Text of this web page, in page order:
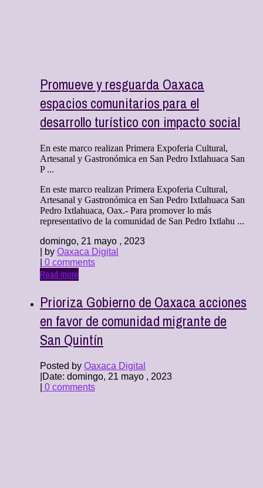
Promueve y resguarda Oaxaca
espacios comunitarios para el
desarrollo turístico con impacto social
En este marco realizan Primera Expoferia Cultural,
Artesanal y Gastronómica en San Pedro Ixtlahuaca San
P ...
En este marco realizan Primera Expoferia Cultural,
Artesanal y Gastronómica en San Pedro Ixtlahuaca San
Pedro Ixtlahuaca, Oax.- Para promover lo más
representativo de la comunidad de San Pedro Ixtlahu ...
domingo, 21 mayo , 2023
| by Oaxaca Digital
0 comments
Read more
Prioriza Gobierno de Oaxaca acciones
en favor de comunidad migrante de
San Quintín
Posted by Oaxaca Digital
Date: domingo, 21 mayo , 2023
0 comments